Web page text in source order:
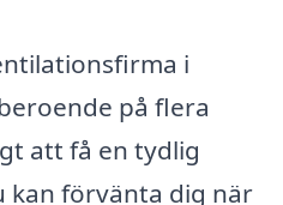
i
på flera
att få en tydlig
kan förvänta dig när